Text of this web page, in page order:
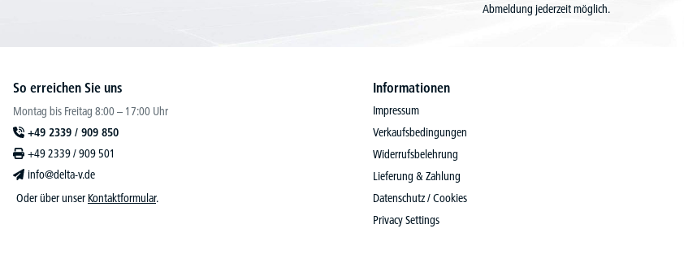
Abmeldung jederzeit möglich.
So erreichen Sie uns
Montag bis Freitag 8:00 – 17:00 Uhr
+49 2339 / 909 850
+49 2339 / 909 501
info@delta-v.de
Oder über unser Kontaktformular.
Informationen
Impressum
Verkaufsbedingungen
Widerrufsbelehrung
Lieferung & Zahlung
Datenschutz / Cookies
Privacy Settings